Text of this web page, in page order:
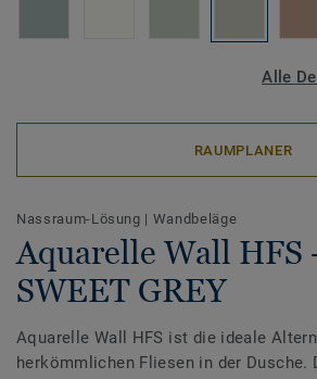
Alle
RAUMPLANER
Nassraum-Lösung | Wandbeläge
Aquarelle Wall HFS
SWEET GREY
Aquarelle Wall HFS ist die ideale
herkömmlichen Fliesen in der Dusche.